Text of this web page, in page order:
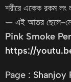
শরীরে একেক রকম লং
— এই আতর ছেলে-
Pink Smoke
https://
Page : Shanjoy